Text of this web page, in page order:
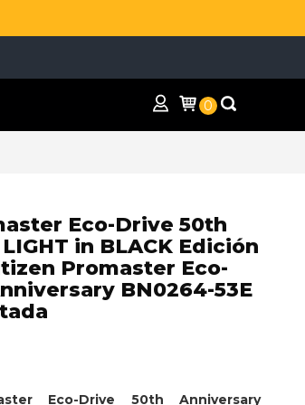
0
Eco-Drive 50th
in BLACK Edición
Promaster Eco-
BN0264-53E
Eco-Drive 50th Anniversary